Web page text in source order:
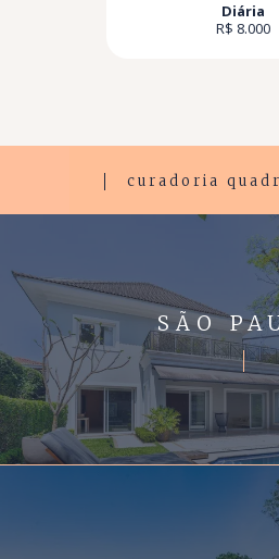
Diária
R$ 8.000
curadoria
SÃO